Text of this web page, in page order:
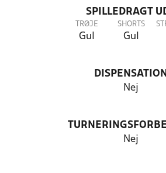
SPILLEDRAGT
TRØJE
Gul
SHORTS
Gul
DISPENSATION
Nej
Nej